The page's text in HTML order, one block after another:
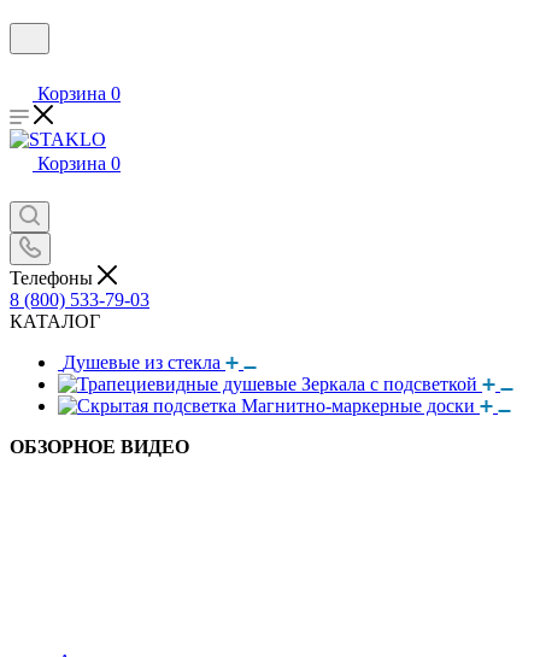
Корзина 0
Корзина 0
Телефоны
8 (800) 533-79-03
КАТАЛОГ
Душевые из стекла
Зеркала с подсветкой
Магнитно-маркерные доски
ОБЗОРНОЕ ВИДЕО